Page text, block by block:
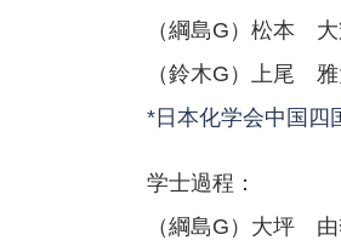
（綱島G）松本
（鈴木G）上尾
*日本化学会中国四
学士過程：
（綱島G）大坪